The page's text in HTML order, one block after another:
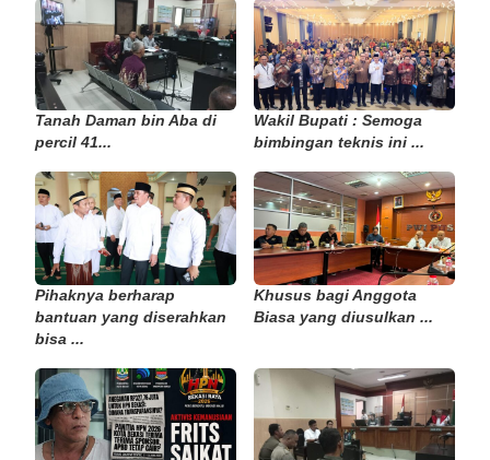
Tanah Daman bin Aba di
percil 41...
Wakil Bupati : Semoga
bimbingan teknis ini ...
Pihaknya berharap
bantuan yang diserahkan
bisa ...
Khusus bagi Anggota
Biasa yang diusulkan ...